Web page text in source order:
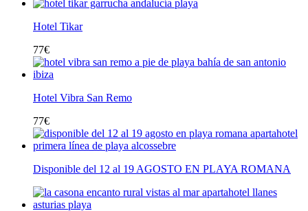
Hotel Tikar
77€
Hotel Vibra San Remo
77€
Disponible del 12 al 19 AGOSTO EN PLAYA ROMANA